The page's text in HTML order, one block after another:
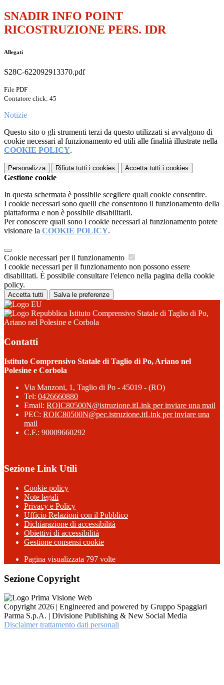
SNADIR INFO POINT
RICOSTRUZIONE PERS. IDR
Allegati
S28C-622092913370.pdf
File PDF
Contatore click: 45
Notizie
Questo sito o gli strumenti terzi da questo utilizzati si avvalgono di
cookie necessari al funzionamento ed utili alle finalità illustrate nella
COOKIE POLICY.
Personalizza Rifiuta tutti i cookies Accetta tutti i cookies
Gestione cookie
In questa schermata è possibile scegliere quali cookie consentire.
I cookie necessari sono quelli che consentono il funzionamento della
piattaforma e non è possibile disabilitarli.
Per conoscere quali sono i cookie necessari al funzionamento potete
visionare la COOKIE POLICY.
Cookie necessari per il funzionamento
I cookie necessari per il funzionamento non possono essere
disabilitati. È possibile consultare l'elenco nella pagina della cookie
policy.
Accetta tutti Salva le preferenze
Istituto Comprensivo Statale di Taglio di Po,
Ariano nel Polesine e Corbola
Contatti
Istituto Comprensivo Statale di Taglio di Po, Ariano nel
Polesine e Corbola
Via Manzoni, 1, Taglio di Po - 45019 - (RO)
Tel: 0426660880
Email: ROIC80500N@istruzione.itLink per inviare una mail
PEC: ROIC80500N@pec.istruzione.itLink per inviare una
mail
C.F.: 90009660292
Sezione Link Utili
Cookie policy
Note legali
Privacy e Policy
Ufficio Relazioni con il Pubblico
Dichiarazione di accessibilità
Obiettivi di accessibilità
Gestione consensi cookie
Pagina visualizzata 797 volte
Sezione Copyright
Copyright 2026 | Engineered and powered by Gruppo Spaggiari
Parma S.p.A. | Divisione Publishing & New Social Media
Disclaimer trattamento dati personali